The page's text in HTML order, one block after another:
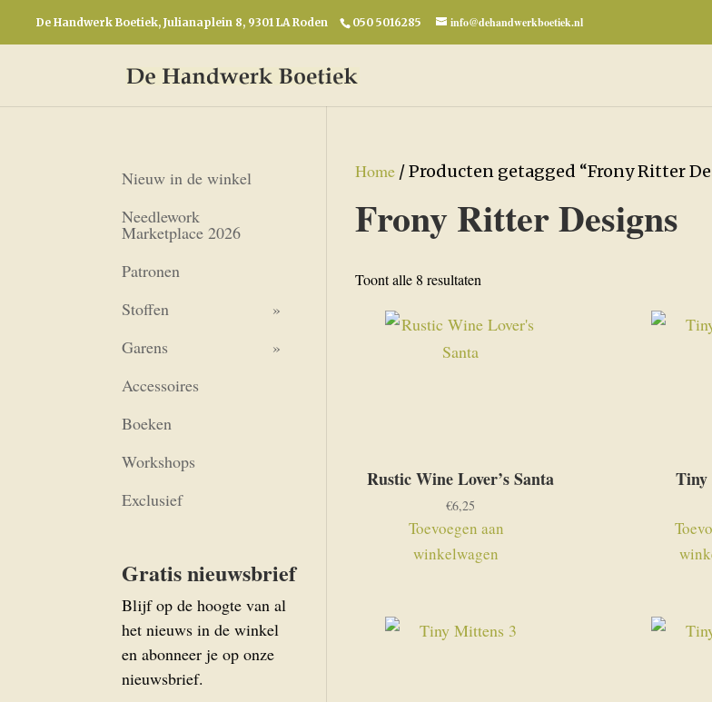
De Handwerk Boetiek, Julianaplein 8, 9301 LA Roden 050 5016285 info@dehandwerkboetiek.nl
Home / Producten getagged “Frony Ritter
Frony Ritter Designs
Toont alle 8 resultaten
nieuwste
Rustic Wine Lover’s Santa
€6,25
Toevoegen aan
winkelwagen
Tiny
Nieuw in de winkel
Needlework
Marketplace 2026
Patronen
Stoffen
Garens
Accessoires
Boeken
Workshops
Exclusief
Gratis nieuwsbrief
Blijf op de hoogte van al
het nieuws in de winkel
en abonneer je op onze
nieuwsbrief.